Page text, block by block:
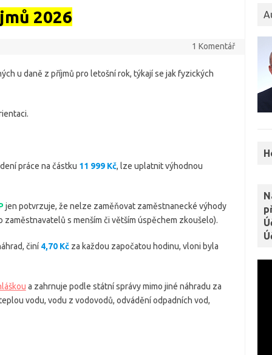
2026
1 Komentář
u daně z příjmů pro letošní rok, týkají se jak fyzických
práce na částku 11 999 Kč, lze uplatnit výhodnou
jen potvrzuje, že nelze zaměňovat zaměstnanecké výhody
zaměstnavatelů s menším či větším úspěchem zkoušelo).
činí 4,70 Kč za každou započatou hodinu, vloni byla
a zahrnuje podle státní správy mimo jiné náhradu za
vodu, vodu z vodovodů, odvádění odpadních vod,